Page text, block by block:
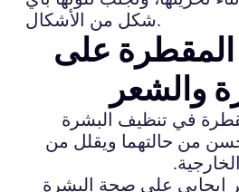
شكل من الأشكال.
المقطرة على
والشعر
في تنظيف البشرة
من حالتهما ويقلل من
إيجابي على صحة البشرة